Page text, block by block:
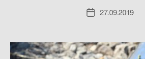
Дата27.09.2019